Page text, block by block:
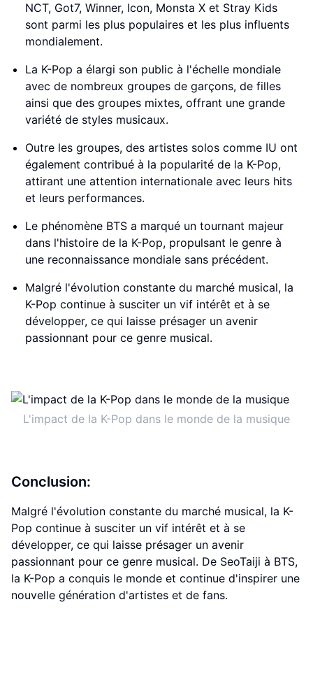
NCT, Got7, Winner, Icon, Monsta X et Stray Kids
sont parmi les plus populaires et les plus influents
mondialement.
La K-Pop a élargi son public à l'échelle mondiale
avec de nombreux groupes de garçons, de filles
ainsi que des groupes mixtes, offrant une grande
variété de styles musicaux.
Outre les groupes, des artistes solos comme IU ont
également contribué à la popularité de la K-Pop,
attirant une attention internationale avec leurs hits
et leurs performances.
Le phénomène BTS a marqué un tournant majeur
dans l'histoire de la K-Pop, propulsant le genre à
une reconnaissance mondiale sans précédent.
Malgré l'évolution constante du marché musical, la
K-Pop continue à susciter un vif intérêt et à se
développer, ce qui laisse présager un avenir
passionnant pour ce genre musical.
L'impact de la K-Pop dans le monde de la musique
Conclusion:
Malgré l'évolution constante du marché musical, la K-
Pop continue à susciter un vif intérêt et à se
développer, ce qui laisse présager un avenir
passionnant pour ce genre musical. De SeoTaiji à BTS,
la K-Pop a conquis le monde et continue d'inspirer une
nouvelle génération d'artistes et de fans.